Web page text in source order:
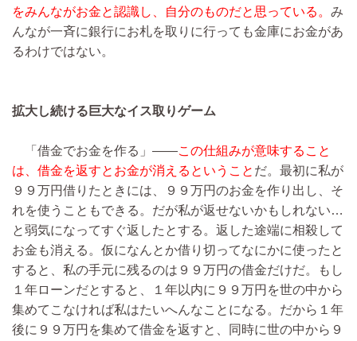
をみんながお金と認識し、自分のものだと思っている。 み
んなが一斉に銀行にお札を取りに行っても金庫にお金があ
るわけではない。
拡大し続ける巨大なイス取りゲーム
「借金でお金を作る」――この仕組みが意味すること
は、借金を返すとお金が消えるということ だ。最初に私が
９９万円借りたときには、９９万円のお金を作り出し、そ
れを使うこともできる。だが私が返せないかもしれない…
と弱気になってすぐ返したとする。返した途端に相殺して
お金も消える。仮になんとか借り切ってなにかに使ったと
すると、私の手元に残るのは９９万円の借金だけだ。もし
１年ローンだとすると、１年以内に９９万円を世の中から
集めてこなければ私はたいへんなことになる。だから１年
後に９９万円を集めて借金を返すと、同時に世の中から９